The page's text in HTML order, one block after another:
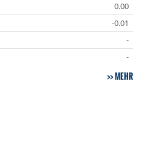
0.00
-0.01
-
-
MEHR